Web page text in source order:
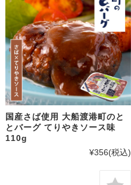
国産さば使用 大船渡港町のと
とバーグ てりやきソース味
110g
¥356(税込)